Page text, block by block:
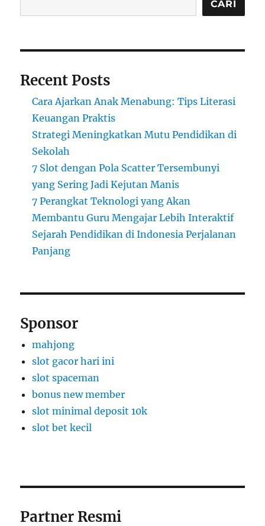
CARI
Recent Posts
Cara Ajarkan Anak Menabung: Tips Literasi
Keuangan Praktis
Strategi Meningkatkan Mutu Pendidikan di
Sekolah
7 Slot dengan Pola Scatter Tersembunyi
yang Sering Jadi Kejutan Manis
7 Perangkat Teknologi yang Akan
Membantu Guru Mengajar Lebih Interaktif
Sejarah Pendidikan di Indonesia Perjalanan
Panjang
Sponsor
mahjong
slot gacor hari ini
slot spaceman
bonus new member
slot minimal deposit 10k
slot bet kecil
Partner Resmi